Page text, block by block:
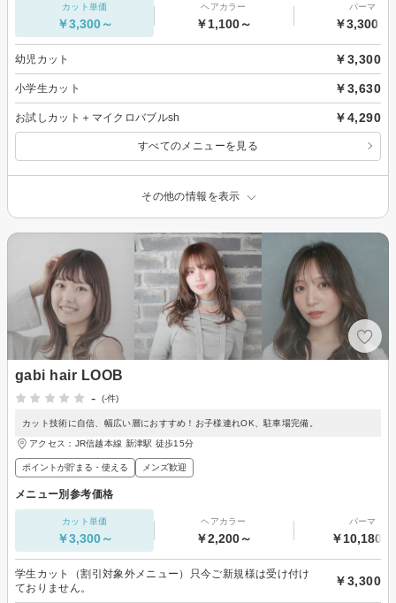
カット単価
￥3,300～
ヘアカラー
￥1,100～
パーマ
￥3,300～
幼児カット ￥3,300
小学生カット ￥3,630
お試しカット＋マイクロバブルsh ￥4,290
すべてのメニューを見る
その他の情報を表示
gabi hair LOOB
-
(-件)
カット技術に自信、幅広い層におすすめ！お子様連れOK、駐車場完備。
アクセス：JR信越本線 新津駅 徒歩15分
ポイントが貯まる・使える メンズ歓迎
メニュー別参考価格
カット単価
￥3,300～
ヘアカラー
￥2,200～
パーマ
￥10,180～
学生カット（割引対象外メニュー）只今ご新規様は受け付け
ておりません。
￥3,300